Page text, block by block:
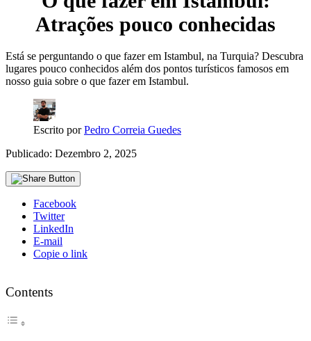
Atrações pouco conhecidas
Está se perguntando o que fazer em Istambul, na Turquia? Descubra
lugares pouco conhecidos além dos pontos turísticos famosos em
nosso guia sobre o que fazer em Istambul.
Escrito porPedro Correia Guedes
Publicado: Dezembro 2, 2025
Facebook
Twitter
LinkedIn
E-mail
Copie o link
Contents